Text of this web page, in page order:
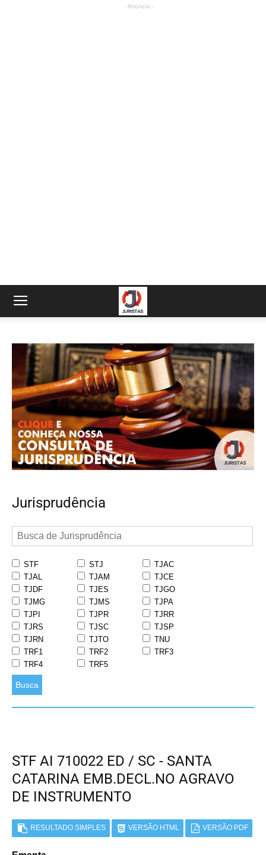
- Anúncio -
Jurisprudência
STF STJ
TJAC
TJAL
TJAM
TJCE
TJDF
TJES
TJGO
TJMG
TJMS
TJPA
TJPI
TJPR
TJRR
TJRS
TJSC
TJSP
TJRN
TJTO
TNU
TRF1
TRF2
TRF3
TRF4
TRF5
Busca
STF AI 710022 ED / SC - SANTA
CATARINA EMB.DECL.NO AGRAVO
DE INSTRUMENTO
RESULTADO SIMPLES VERSÃO HTML VERSÃO PDF